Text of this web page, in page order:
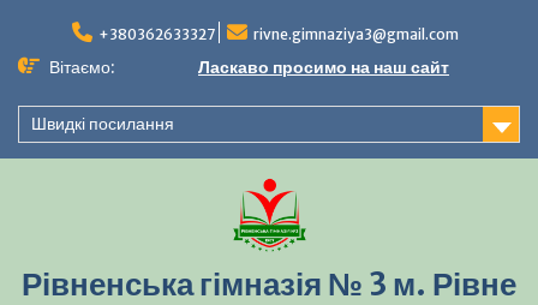
вмісту
+380362633327 rivne.gimnaziya3@gmail.com
Вітаємо: Ласкаво просимо на наш сайт
Швидкі посилання
Рівненська гімназія № 3 м. Рівне